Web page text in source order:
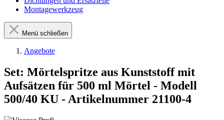
Montagewerkzeug
Menü schließen
Angebote
Set: Mörtelspritze aus Kunststoff mit
Aufsätzen für 500 ml Mörtel - Modell
500/40 KU - Artikelnummer 21100-4